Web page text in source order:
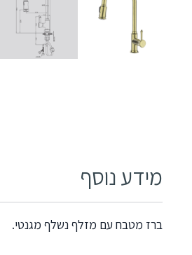
מידע נוסף
ברז מטבח עם מזלף נשלף מגנטי.